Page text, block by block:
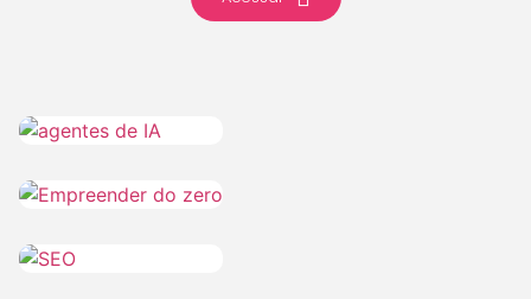
IA
CMLO Do